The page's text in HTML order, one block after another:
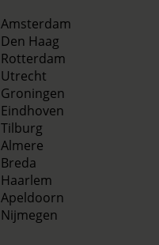
Amsterdam
Den Haag
Rotterdam
Utrecht
Groningen
Eindhoven
Tilburg
Almere
Breda
Haarlem
Apeldoorn
Nijmegen